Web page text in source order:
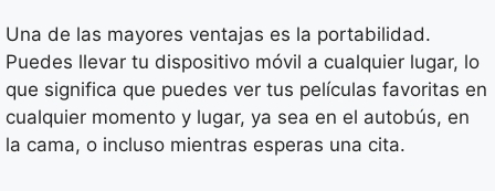
Una de las mayores ventajas es la portabilidad.
Puedes llevar tu dispositivo móvil a cualquier lugar, lo
que significa que puedes ver tus películas favoritas en
cualquier momento y lugar, ya sea en el autobús, en
la cama, o incluso mientras esperas una cita.